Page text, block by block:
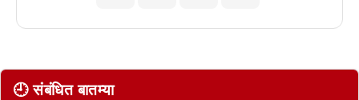
🕘 संबंधित बातम्या